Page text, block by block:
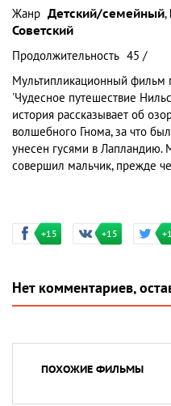
Жанр Детский/семейный,
Советский
Продолжительность 45 /
Мультипликационный фильм
'Чудесное путешествие
история рассказывает об
волшебного Гнома, за что
унесен гусями в Лапландию.
совершил мальчик, прежде
+15 +15
Нет комментариев,
ПОХОЖИЕ ФИЛЬМЫ